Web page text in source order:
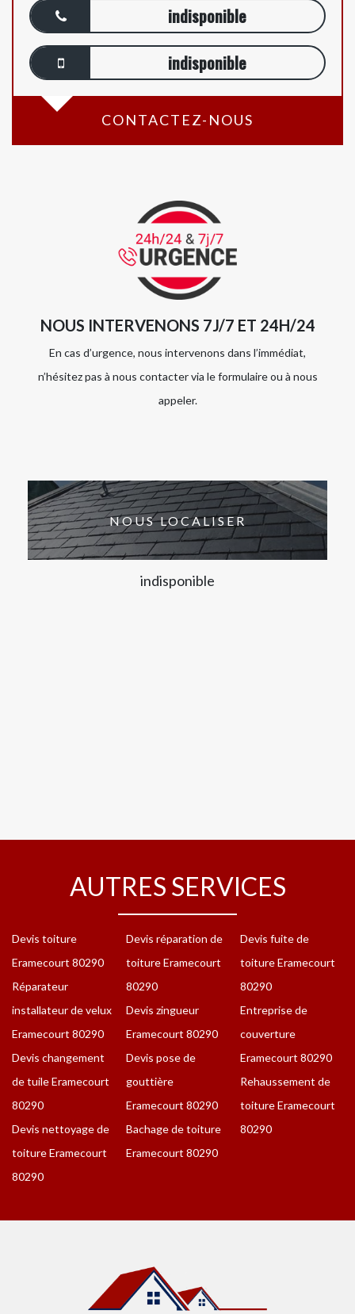
indisponible
indisponible
CONTACTEZ-NOUS
NOUS INTERVENONS 7J/7 ET 24H/24
En cas d’urgence, nous intervenons dans l’immédiat,
n’hésitez pas à nous contacter via le formulaire ou à nous
appeler.
NOUS LOCALISER
indisponible
AUTRES SERVICES
Devis toiture
Eramecourt 80290
Réparateur
installateur de velux
Eramecourt 80290
Devis changement
de tuile Eramecourt
80290
Devis nettoyage de
toiture Eramecourt
80290
Devis réparation de
toiture Eramecourt
80290
Devis zingueur
Eramecourt 80290
Devis pose de
gouttière
Eramecourt 80290
Bachage de toiture
Eramecourt 80290
Devis fuite de
toiture Eramecourt
80290
Entreprise de
couverture
Eramecourt 80290
Rehaussement de
toiture Eramecourt
80290